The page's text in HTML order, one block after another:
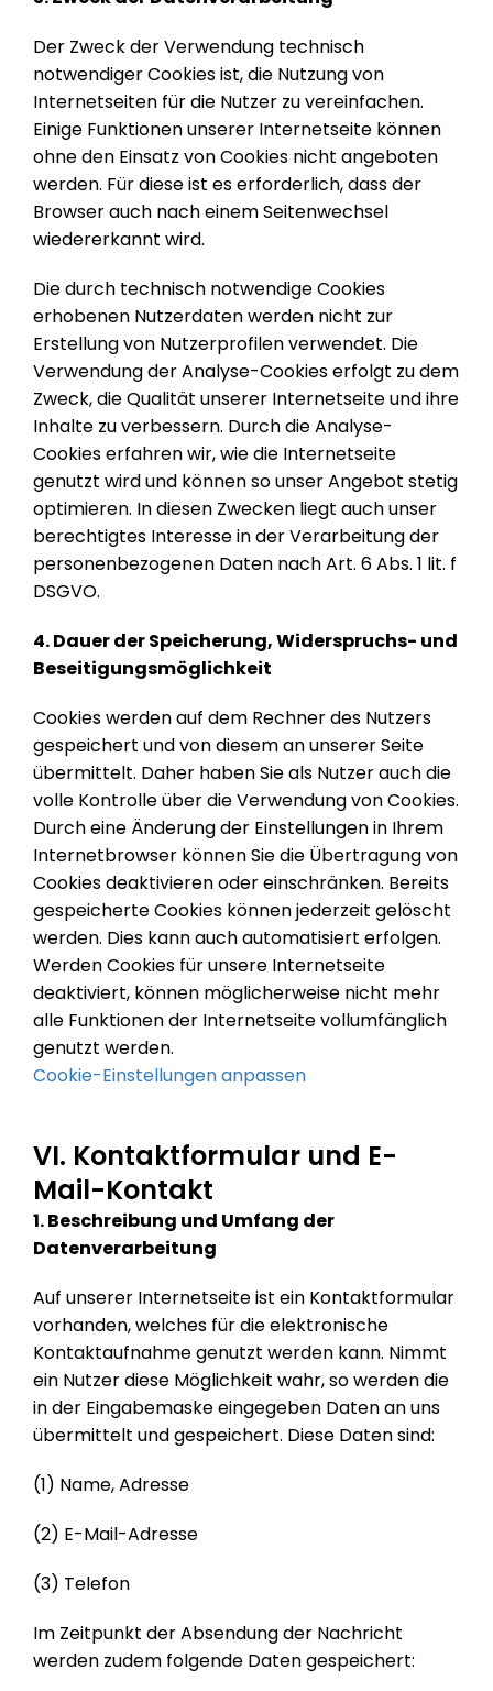
Der Zweck der Verwendung technisch
notwendiger Cookies ist, die Nutzung von
Internetseiten für die Nutzer zu vereinfachen.
Einige Funktionen unserer Internetseite können
ohne den Einsatz von Cookies nicht angeboten
werden. Für diese ist es erforderlich, dass der
Browser auch nach einem Seitenwechsel
wiedererkannt wird.
Die durch technisch notwendige Cookies
erhobenen Nutzerdaten werden nicht zur
Erstellung von Nutzerprofilen verwendet. Die
Verwendung der Analyse-Cookies erfolgt zu dem
Zweck, die Qualität unserer Internetseite und ihre
Inhalte zu verbessern. Durch die Analyse-
Cookies erfahren wir, wie die Internetseite
genutzt wird und können so unser Angebot stetig
optimieren. In diesen Zwecken liegt auch unser
berechtigtes Interesse in der Verarbeitung der
personenbezogenen Daten nach Art. 6 Abs. 1 lit. f
DSGVO.
4. Dauer der Speicherung, Widerspruchs- und
Beseitigungsmöglichkeit
Cookies werden auf dem Rechner des Nutzers
gespeichert und von diesem an unserer Seite
übermittelt. Daher haben Sie als Nutzer auch die
volle Kontrolle über die Verwendung von Cookies.
Durch eine Änderung der Einstellungen in Ihrem
Internetbrowser können Sie die Übertragung von
Cookies deaktivieren oder einschränken. Bereits
gespeicherte Cookies können jederzeit gelöscht
werden. Dies kann auch automatisiert erfolgen.
Werden Cookies für unsere Internetseite
deaktiviert, können möglicherweise nicht mehr
alle Funktionen der Internetseite vollumfänglich
genutzt werden.
Cookie-Einstellungen anpassen
VI. Kontaktformular und E-
Mail-Kontakt
1. Beschreibung und Umfang der
Datenverarbeitung
Auf unserer Internetseite ist ein Kontaktformular
vorhanden, welches für die elektronische
Kontaktaufnahme genutzt werden kann. Nimmt
ein Nutzer diese Möglichkeit wahr, so werden die
in der Eingabemaske eingegeben Daten an uns
übermittelt und gespeichert. Diese Daten sind:
(1) Name, Adresse
(2) E-Mail-Adresse
(3) Telefon
Im Zeitpunkt der Absendung der Nachricht
werden zudem folgende Daten gespeichert: